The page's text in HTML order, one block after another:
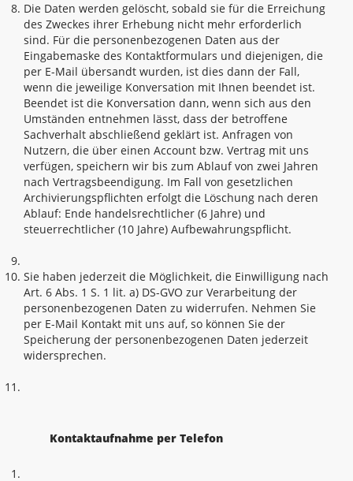
Die Daten werden gelöscht, sobald sie für die Erreichung
des Zweckes ihrer Erhebung nicht mehr erforderlich
sind. Für die personenbezogenen Daten aus der
Eingabemaske des Kontaktformulars und diejenigen, die
per E-Mail übersandt wurden, ist dies dann der Fall,
wenn die jeweilige Konversation mit Ihnen beendet ist.
Beendet ist die Konversation dann, wenn sich aus den
Umständen entnehmen lässt, dass der betroffene
Sachverhalt abschließend geklärt ist. Anfragen von
Nutzern, die über einen Account bzw. Vertrag mit uns
verfügen, speichern wir bis zum Ablauf von zwei Jahren
nach Vertragsbeendigung. Im Fall von gesetzlichen
Archivierungspflichten erfolgt die Löschung nach deren
Ablauf: Ende handelsrechtlicher (6 Jahre) und
steuerrechtlicher (10 Jahre) Aufbewahrungspflicht.
Sie haben jederzeit die Möglichkeit, die Einwilligung nach
Art. 6 Abs. 1 S. 1 lit. a) DS-GVO zur Verarbeitung der
personenbezogenen Daten zu widerrufen. Nehmen Sie
per E-Mail Kontakt mit uns auf, so können Sie der
Speicherung der personenbezogenen Daten jederzeit
widersprechen.
Kontaktaufnahme per Telefon